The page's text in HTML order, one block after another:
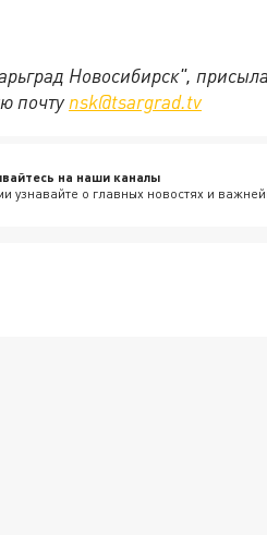
Новосибирск",
почту nsk@tsargrad.tv
на наши каналы
узнавайте о главных новостях и